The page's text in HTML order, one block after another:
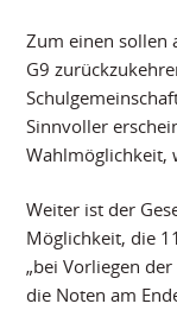
Zum einen sollen
G9
Sinnvoller
Wahlmöglichkeit,
Weiter ist der
Möglichkeit, die
„bei Vorliegen
die Noten am